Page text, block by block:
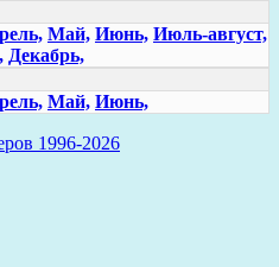
Май, Июнь, Июль-август,
Декабрь,
Май, Июнь,
1996-2026